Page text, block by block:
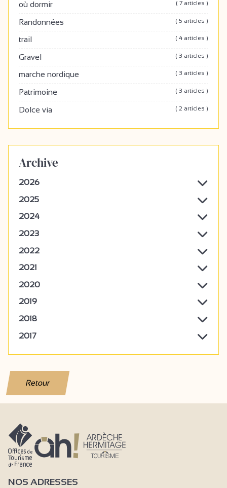
où dormir ( 7 articles )
Randonnées ( 5 articles )
trail ( 4 articles )
Gravel ( 3 articles )
marche nordique ( 3 articles )
Patrimoine ( 3 articles )
Dolce via ( 2 articles )
Archive
2026
2025
2024
2023
2022
2021
2020
2019
2018
2017
Retour
NOS ADRESSES